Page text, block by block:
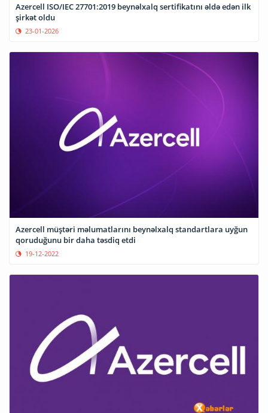
Azercell ISO/IEC 27701:2019 beynəlxalq sertifikatını əldə edən ilk
şirkət oldu
23-01-2026
Azercell müştəri məlumatlarını beynəlxalq standartlara uyğun
qoruduğunu bir daha təsdiq etdi
19-12-2022